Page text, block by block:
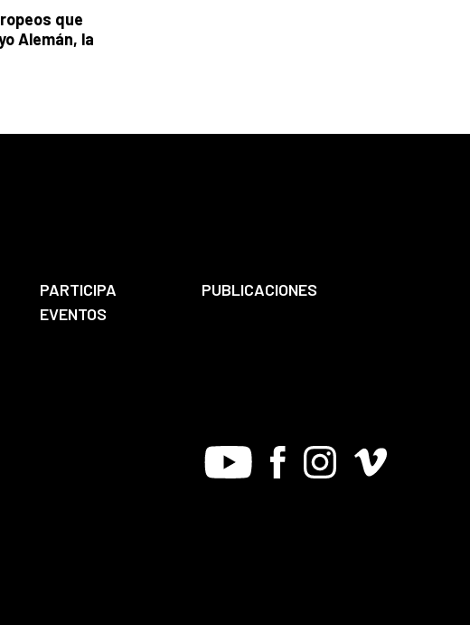
que
Alemán, la
PARTICIPA
PUBLICACIONES
EVENTOS
Youtube FacebookInstagram
Vimeo